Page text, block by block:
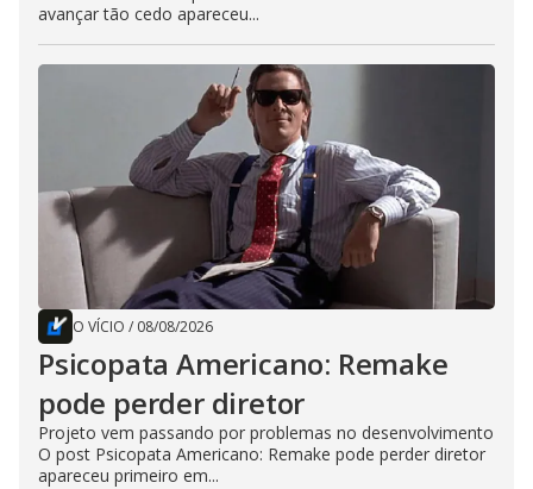
avançar tão cedo apareceu...
O VÍCIO / 08/08/2026
Psicopata Americano: Remake
pode perder diretor
Projeto vem passando por problemas no desenvolvimento
O post Psicopata Americano: Remake pode perder diretor
apareceu primeiro em...